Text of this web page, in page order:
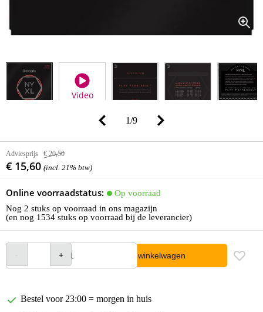
Video
1/9
Adviesprijs € 20,50
€ 15,60 (incl. 21% btw)
Online voorraadstatus:
Op voorraad
Nog 2 stuks op voorraad in ons magazijn
(en nog 1534 stuks op voorraad bij de leverancier)
In winkelwagen
Bestel voor 23:00 = morgen in huis